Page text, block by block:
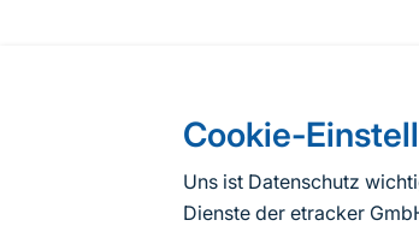
Cookie-
Uns ist Datenschutz
Dienste der etracker